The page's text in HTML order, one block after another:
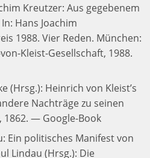
Kreutzer: Aus gegebenem
In: Hans Joachim
1988. Vier Reden. München:
Kleist-Gesellschaft, 1988.
(Hrsg.): Heinrich von Kleist’s
Nachträge zu seinen
1862. — Google-Book
Ein politisches Manifest von
Lindau (Hrsg.): Die